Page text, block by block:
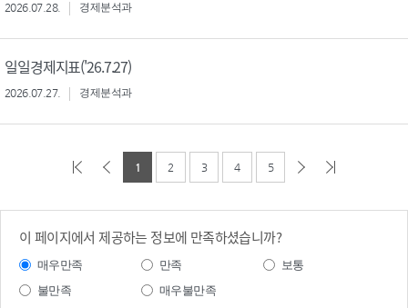
2026.07.28. 경제분석과
일일경제지표('26.7.27)
2026.07.27. 경제분석과
1 2 3 4 5
이 페이지에서 제공하는 정보에 만족하셨습니까?
매우만족 만족
보통
불만족
매우불만족